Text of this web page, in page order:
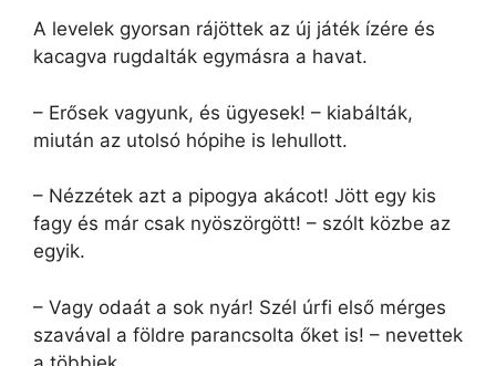
A levelek gyorsan rájöttek az új játék ízére és
kacagva rugdalták egymásra a havat.
– Erősek vagyunk, és ügyesek! – kiabálták,
miután az utolsó hópihe is lehullott.
– Nézzétek azt a pipogya akácot! Jött egy kis
fagy és már csak nyöszörgött! – szólt közbe az
egyik.
– Vagy odaát a sok nyár! Szél úrfi első mérges
szavával a földre parancsolta őket is! – nevettek